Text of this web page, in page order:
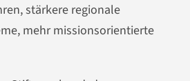
stärkere regionale
mehr missionsorientierte